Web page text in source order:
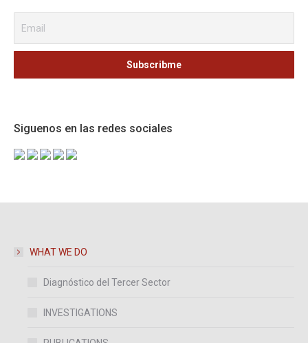
Siguenos en las redes sociales
WHAT WE DO
Diagnóstico del Tercer Sector
INVESTIGATIONS